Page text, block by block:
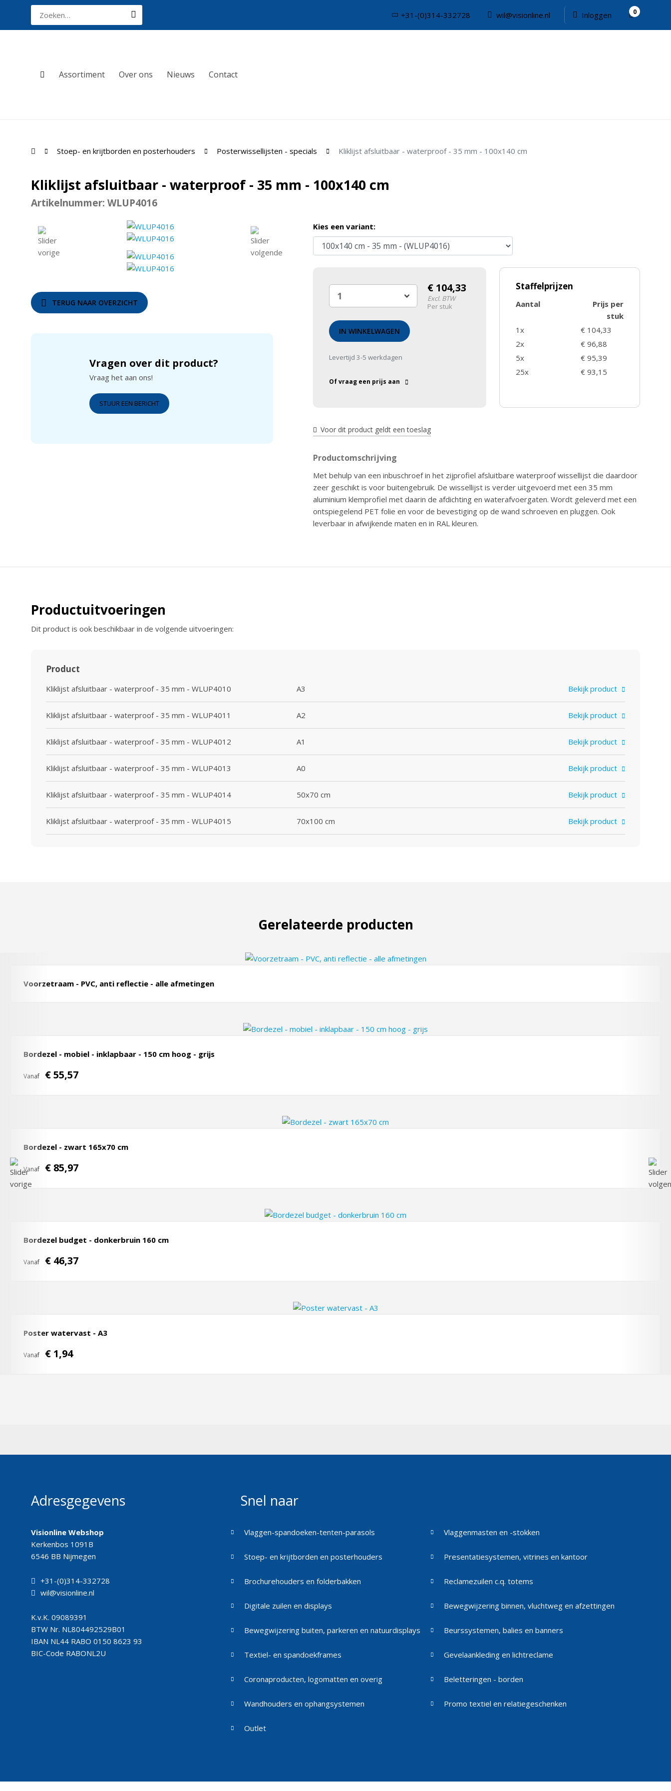
+31-(0)314-332728 wil@visionline.nl Inloggen 0
Assortiment Over ons Nieuws Contact
Stoep- en krijtborden en posterhouders Posterwissellijsten - specials Kliklijst afsluitbaar - waterproof - 35 mm - 100x140 cm
Kliklijst afsluitbaar - waterproof - 35 mm - 100x140 cm
Artikelnummer: WLUP4016
TERUG NAAR OVERZICHT
Vragen over dit product?
Vraag het aan ons!
STUUR EEN BERICHT
Kies een variant:
€ 104,33
Excl. BTW
Per stuk
IN WINKELWAGEN
Levertijd 3-5 werkdagen
Of vraag een prijs aan
Staffelprijzen
Aantal
Prijs per
stuk
1x
€ 104,33
2x
€ 96,88
5x
€ 95,39
25x
€ 93,15
Voor dit product geldt een toeslag
Productomschrijving
Met behulp van een inbuschroef in het zijprofiel afsluitbare waterproof wissellijst die daardoor
zeer geschikt is voor buitengebruik. De wissellijst is verder uitgevoerd met een 35 mm
aluminium klemprofiel met daarin de afdichting en waterafvoergaten. Wordt geleverd met een
ontspiegelend PET folie en voor de bevestiging op de wand schroeven en pluggen. Ook
leverbaar in afwijkende maten en in RAL kleuren.
Productuitvoeringen
Dit product is ook beschikbaar in de volgende uitvoeringen:
Product
Kliklijst afsluitbaar - waterproof - 35 mm - WLUP4010 A3 Bekijk product
Kliklijst afsluitbaar - waterproof - 35 mm - WLUP4011 A2 Bekijk product
Kliklijst afsluitbaar - waterproof - 35 mm - WLUP4012 A1 Bekijk product
Kliklijst afsluitbaar - waterproof - 35 mm - WLUP4013 A0 Bekijk product
Kliklijst afsluitbaar - waterproof - 35 mm - WLUP4014 50x70 cm Bekijk product
Kliklijst afsluitbaar - waterproof - 35 mm - WLUP4015 70x100 cm Bekijk product
Gerelateerde producten
Voorzetraam - PVC, anti reflectie - alle afmetingen
Bordezel - mobiel - inklapbaar - 150 cm hoog - grijs
Vanaf € 55,57
Bordezel - zwart 165x70 cm
Vanaf € 85,97
Bordezel budget - donkerbruin 160 cm
Vanaf € 46,37
Poster watervast - A3
Vanaf € 1,94
Adresgegevens
Visionline Webshop
Kerkenbos 1091B
6546 BB Nijmegen
+31-(0)314-332728
wil@visionline.nl
K.v.K. 09089391
BTW Nr. NL804492529B01
IBAN NL44 RABO 0150 8623 93
BIC-Code RABONL2U
Snel naar
Vlaggen-spandoeken-tenten-parasols Vlaggenmasten en -stokken
Stoep- en krijtborden en posterhouders Presentatiesystemen, vitrines en kantoor
Brochurehouders en folderbakken Reclamezuilen c.q. totems
Digitale zuilen en displays Bewegwijzering binnen, vluchtweg en afzettingen
Bewegwijzering buiten, parkeren en natuurdisplays Beurssystemen, balies en banners
Textiel- en spandoekframes Gevelaankleding en lichtreclame
Coronaproducten, logomatten en overig Beletteringen - borden
Wandhouders en ophangsystemen Promo textiel en relatiegeschenken
Outlet